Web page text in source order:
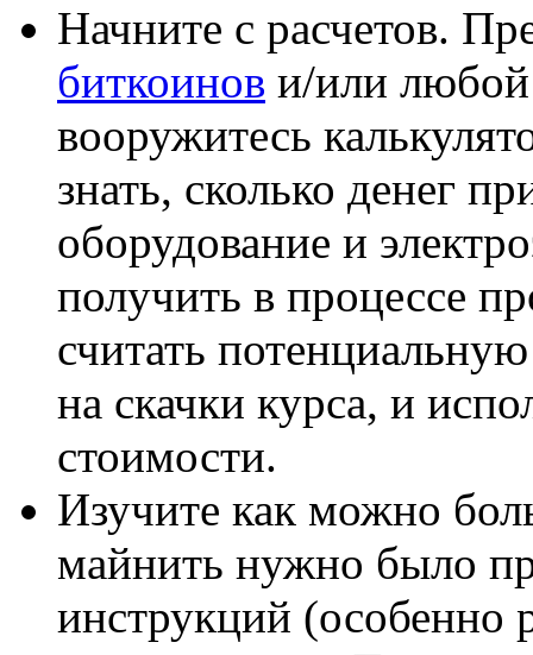
Начните с расчетов.
биткоинов и/или
вооружитесь
знать, сколько денег
оборудование и
получить в процессе
считать
на скачки курса, и
стоимости.
Изучите как можно
майнить нужно было
инструкций (особенно